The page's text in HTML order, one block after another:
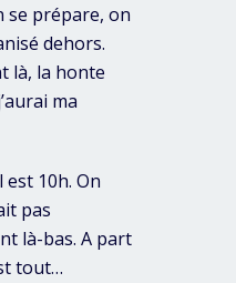
se prépare, on
dehors.
là, la honte
ma
est 10h. On
pas
là-bas. A part
tout…